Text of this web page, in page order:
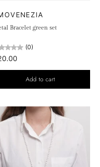
Bracelet green set
(0)
Add to cart